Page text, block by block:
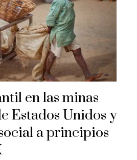
en las minas
Estados Unidos y
a principios